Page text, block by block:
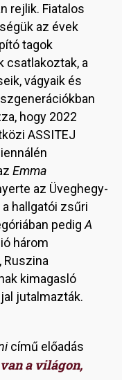
rejlik. Fiatalos
az évek
tagok
csatlakoztak, a
vágyaik és
hogy 2022
ASSITEJ
Emma
az Üveghegy-
hallgatói zsűri
pedig A
három
Ruszina
kimagasló
jutalmazták.
című előadás
a világon,